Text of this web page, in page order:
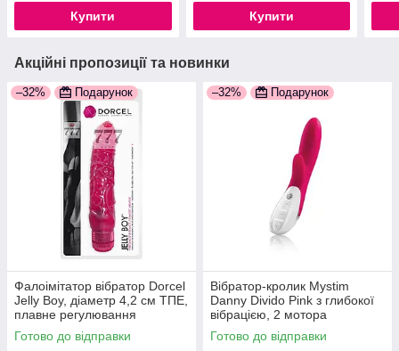
Купити Купити
Акційні пропозиції та новинки
–32% Подарунок
Фалоімітатор вібратор Dorcel
Jelly Boy, діаметр 4,2 см ТПЕ,
плавне регулювання
потужності вібрації
777Store.com.ua
Готово до відправки
–32% Подарунок
Вібратор-кролик Mystim
Danny Divido Pink з глибокої
вібрацією, 2 мотора
777Store.com.ua
Готово до відправки